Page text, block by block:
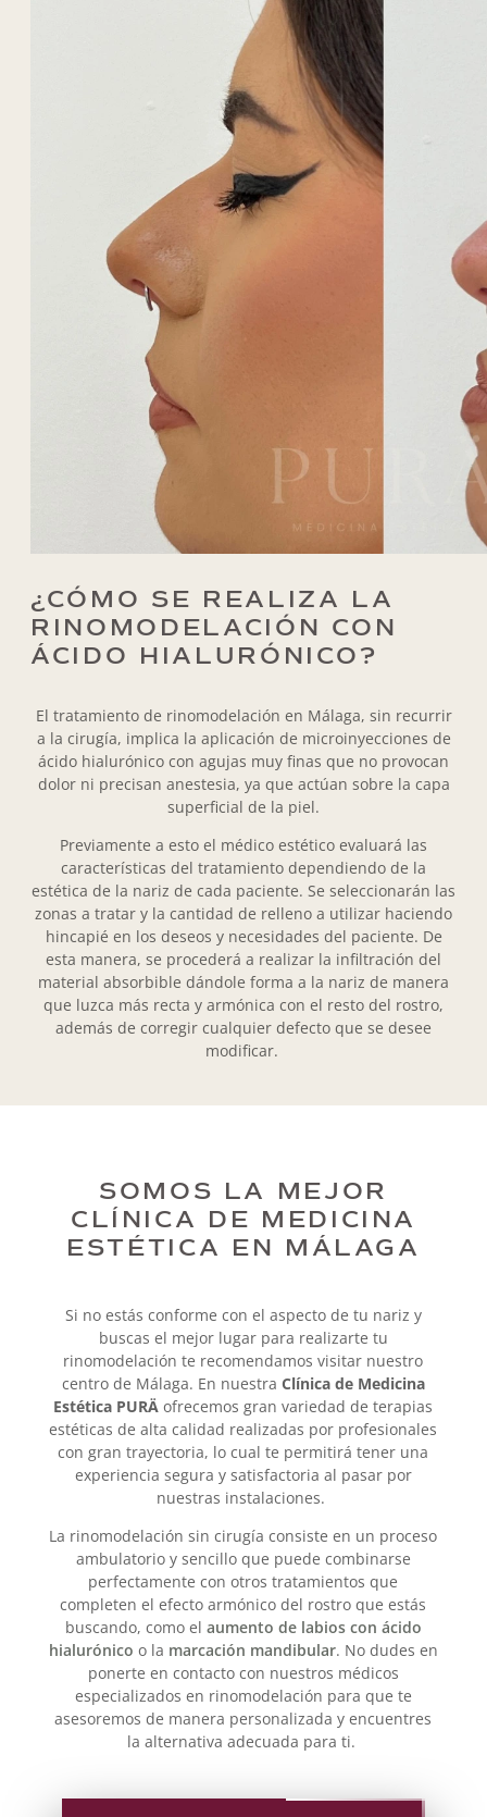
¿CÓMO SE REALIZA LA
RINOMODELACIÓN CON
ÁCIDO HIALURÓNICO?
El tratamiento de rinomodelación en Málaga, sin recurrir
a la cirugía, implica la aplicación de microinyecciones de
ácido hialurónico con agujas muy finas que no provocan
dolor ni precisan anestesia, ya que actúan sobre la capa
superficial de la piel.
Previamente a esto el médico estético evaluará las
características del tratamiento dependiendo de la
estética de la nariz de cada paciente. Se seleccionarán las
zonas a tratar y la cantidad de relleno a utilizar haciendo
hincapié en los deseos y necesidades del paciente. De
esta manera, se procederá a realizar la infiltración del
material absorbible dándole forma a la nariz de manera
que luzca más recta y armónica con el resto del rostro,
además de corregir cualquier defecto que se desee
modificar.
SOMOS LA MEJOR
CLÍNICA DE MEDICINA
ESTÉTICA EN MÁLAGA
Si no estás conforme con el aspecto de tu nariz y
buscas el mejor lugar para realizarte tu
rinomodelación te recomendamos visitar nuestro
centro de Málaga. En nuestra Clínica de Medicina
Estética PURÄ ofrecemos gran variedad de terapias
estéticas de alta calidad realizadas por profesionales
con gran trayectoria, lo cual te permitirá tener una
experiencia segura y satisfactoria al pasar por
nuestras instalaciones.
La rinomodelación sin cirugía consiste en un proceso
ambulatorio y sencillo que puede combinarse
perfectamente con otros tratamientos que
completen el efecto armónico del rostro que estás
buscando, como el aumento de labios con ácido
hialurónico o la marcación mandibular. No dudes en
ponerte en contacto con nuestros médicos
especializados en rinomodelación para que te
asesoremos de manera personalizada y encuentres
la alternativa adecuada para ti.